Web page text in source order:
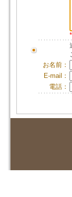
*
お名前：
E-mail：
電話：